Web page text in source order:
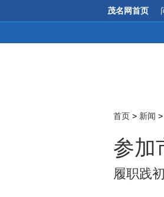
茂名网首页
首页 > 新闻 >
参加
履职践